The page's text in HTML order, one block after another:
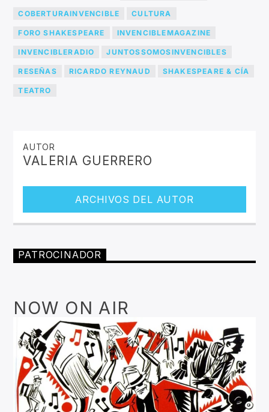
COBERTURAINVENCIBLE CULTURA
FORO SHAKESPEARE INVENCIBLEMAGAZINE
INVENCIBLERADIO JUNTOSSOMOSINVENCIBLES
RESEÑAS RICARDO REYNAUD SHAKESPEARE & CÍA
TEATRO
AUTOR
VALERIA GUERRERO
ARCHIVOS DEL AUTOR
PATROCINADOR
NOW ON AIR